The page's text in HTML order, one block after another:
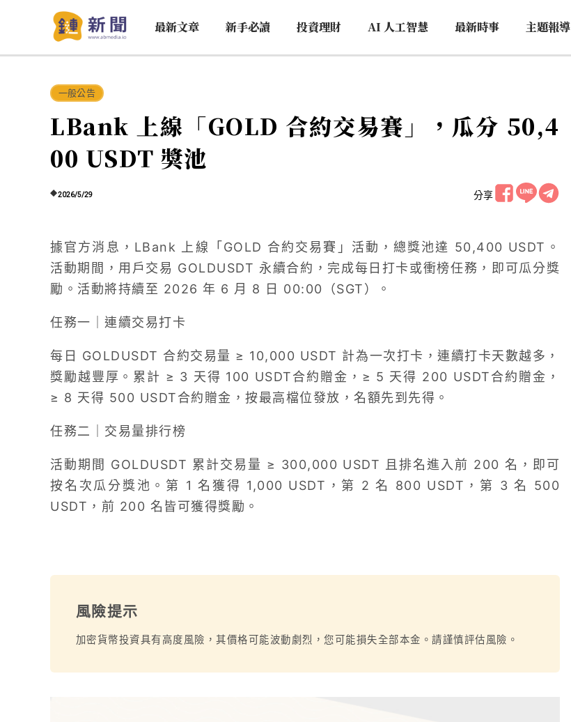
最新文章 新手必讀 投資理財 AI 人工智慧 最新時事 主題報導
一般公告
LBank 上線「GOLD 合約交易賽」，瓜分 50,4
00 USDT 獎池
2026/5/29 分享
據官方消息，LBank 上線「GOLD 合約交易賽」活動，總獎池達 50,400 USDT。
活動期間，用戶交易 GOLDUSDT 永續合約，完成每日打卡或衝榜任務，即可瓜分獎
勵。活動將持續至 2026 年 6 月 8 日 00:00（SGT）。
任務一｜連續交易打卡
每日 GOLDUSDT 合約交易量 ≥ 10,000 USDT 計為一次打卡，連續打卡天數越多，
獎勵越豐厚。累計 ≥ 3 天得 100 USDT合約贈金，≥ 5 天得 200 USDT合約贈金，
≥ 8 天得 500 USDT合約贈金，按最高檔位發放，名額先到先得。
任務二｜交易量排行榜
活動期間 GOLDUSDT 累計交易量 ≥ 300,000 USDT 且排名進入前 200 名，即可
按名次瓜分獎池。第 1 名獲得 1,000 USDT，第 2 名 800 USDT，第 3 名 500
USDT，前 200 名皆可獲得獎勵。
風險提示
加密貨幣投資具有高度風險，其價格可能波動劇烈，您可能損失全部本金。請謹慎評估風險。